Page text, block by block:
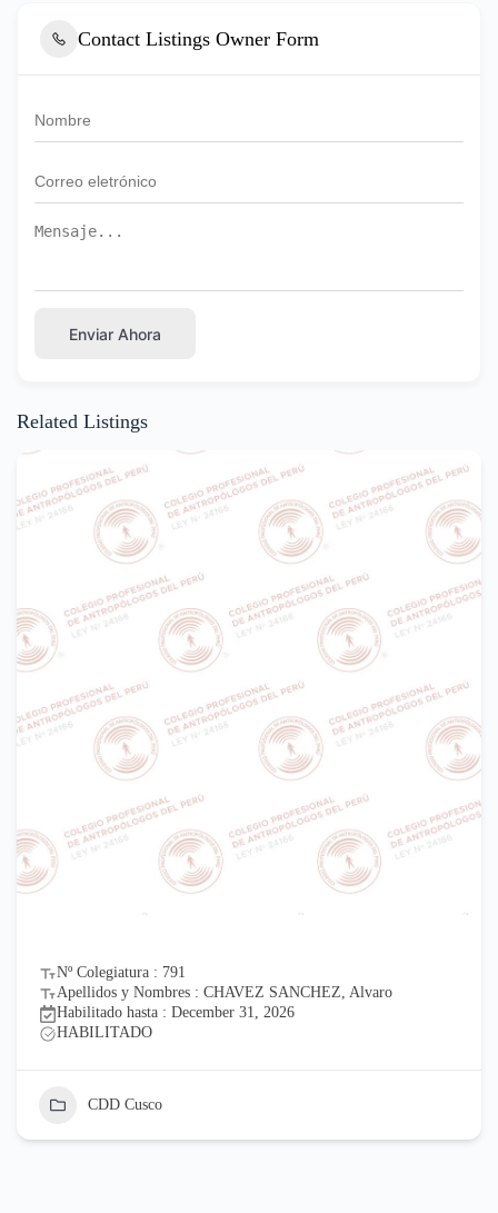
Contact Listings Owner Form
Enviar Ahora
Related Listings
Nº Colegiatura : 791
Apellidos y Nombres : CHAVEZ SANCHEZ, Alvaro
Habilitado hasta : December 31, 2026
HABILITADO
CDD Cusco